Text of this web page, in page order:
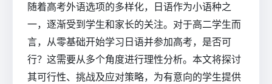
随着高考外语选项的多样化，日语作为小语种之
一，逐渐受到学生和家长的关注。对于高二学生而
言，从零基础开始学习日语并参加高考，是否可
行？这需要从多个角度进行理性分析。本文将探讨
其可行性、挑战及应对策略，为有意向的学生提供